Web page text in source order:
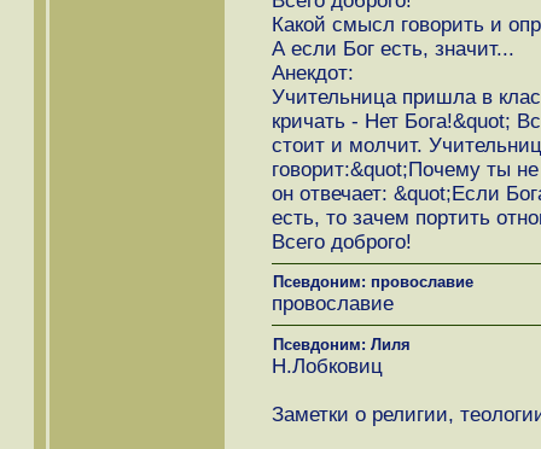
Какой смысл говорить и
А если Бог есть, значит...
Анекдот:
Учительница пришла в
кричать - Нет Бога!&quot;
стоит и молчит.
говорит:&quot;Почему ты
он отвечает: &quot;Если
есть, то зачем портить
Всего доброго!
Псевдоним: провославие
провославие
Псевдоним: Лиля
Н.Лобковиц
Заметки о религии,